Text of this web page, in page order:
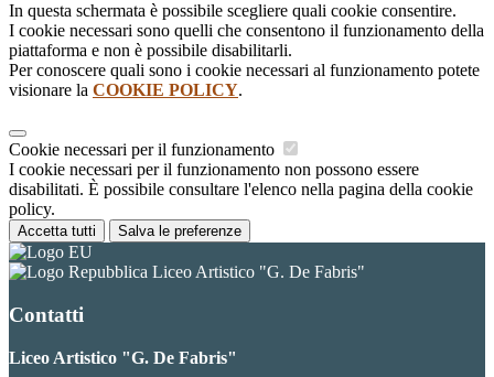
In questa schermata è possibile scegliere quali cookie consentire.
I cookie necessari sono quelli che consentono il funzionamento della
piattaforma e non è possibile disabilitarli.
Per conoscere quali sono i cookie necessari al funzionamento potete
visionare la COOKIE POLICY.
Cookie necessari per il funzionamento
I cookie necessari per il funzionamento non possono essere
disabilitati. È possibile consultare l'elenco nella pagina della cookie
policy.
Accetta tutti Salva le preferenze
Liceo Artistico "G. De Fabris"
Contatti
Liceo Artistico "G. De Fabris"